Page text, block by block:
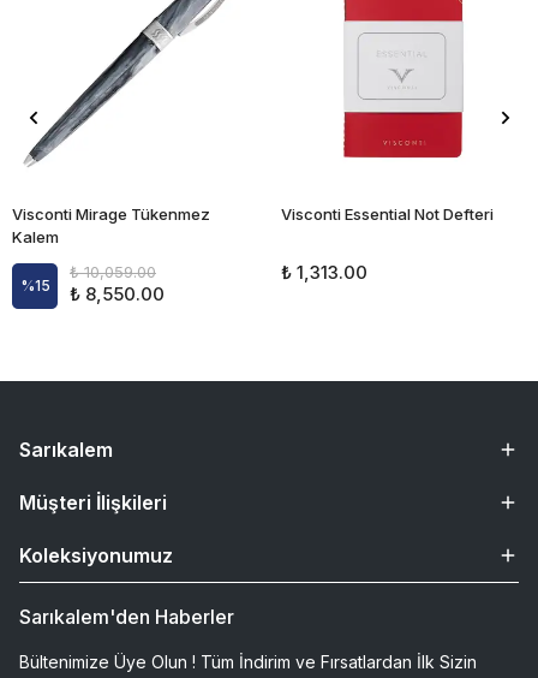
Visconti Mirage Tükenmez
Kalem
%15
₺ 10,059.00
₺ 8,550.00
Visconti Essential Not Defteri
₺ 1,313.00
Sarıkalem
Müşteri İlişkileri
Koleksiyonumuz
Sarıkalem'den Haberler
Bültenimize Üye Olun ! Tüm İndirim ve Fırsatlardan İlk Sizin